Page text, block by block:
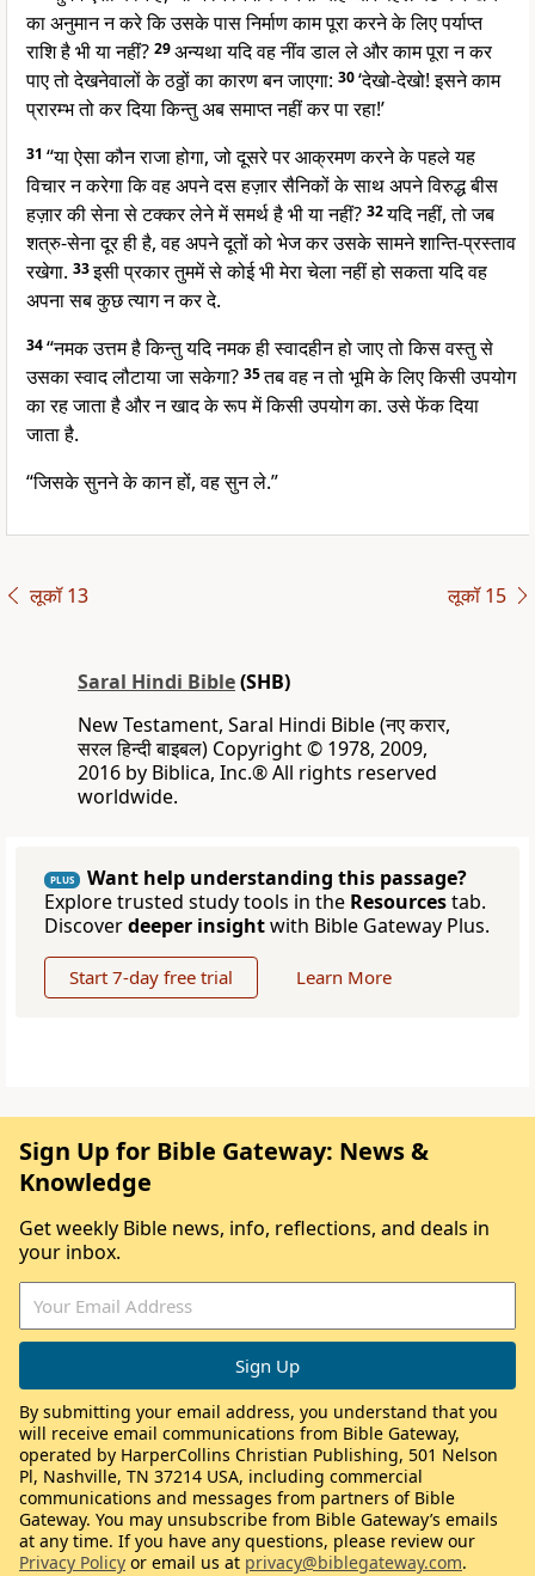
का अनुमान न करे कि उसके पास निर्माण काम पूरा करने के लिए पर्याप्त
राशि है भी या नहीं? 29अन्यथा यदि वह नींव डाल ले और काम पूरा न कर
पाए तो देखनेवालों के ठठ्ठों का कारण बन जाएगा: 30‘देखो-देखो! इसने काम
प्रारम्भ तो कर दिया किन्तु अब समाप्त नहीं कर पा रहा!’
31 “या ऐसा कौन राजा होगा, जो दूसरे पर आक्रमण करने के पहले यह
विचार न करेगा कि वह अपने दस हज़ार सैनिकों के साथ अपने विरुद्ध बीस
हज़ार की सेना से टक्कर लेने में समर्थ है भी या नहीं? 32यदि नहीं, तो जब
शत्रु-सेना दूर ही है, वह अपने दूतों को भेज कर उसके सामने शान्ति-प्रस्ताव
रखेगा. 33इसी प्रकार तुममें से कोई भी मेरा चेला नहीं हो सकता यदि वह
अपना सब कुछ त्याग न कर दे.
34“नमक उत्तम है किन्तु यदि नमक ही स्वादहीन हो जाए तो किस वस्तु से
उसका स्वाद लौटाया जा सकेगा? 35तब वह न तो भूमि के लिए किसी उपयोग
का रह जाता है और न खाद के रूप में किसी उपयोग का. उसे फेंक दिया
जाता है.
“जिसके सुनने के कान हों, वह सुन ले.”
लूकॉ 13 लूकॉ 15
Saral Hindi Bible(SHB)
New Testament, Saral Hindi Bible (नए करार,
सरल हिन्दी बाइबल) Copyright © 1978, 2009,
2016 by Biblica, Inc.® All rights reserved
worldwide.
PLUS
Want help understanding this passage?
Explore trusted study tools in the Resourcestab.
Discoverdeeper insightwith Bible Gateway Plus.
Start 7-day free trial Learn More
Sign Up for Bible Gateway: News &
Knowledge
Get weekly Bible news, info, reflections, and deals in
your inbox.
By submitting your email address, you understand that you
will receive email communications from Bible Gateway,
operated by HarperCollins Christian Publishing, 501 Nelson
Pl, Nashville, TN 37214 USA, including commercial
communications and messages from partners of Bible
Gateway. You may unsubscribe from Bible Gateway’s emails
at any time. If you have any questions, please review our
Privacy Policy or email us at privacy@biblegateway.com.